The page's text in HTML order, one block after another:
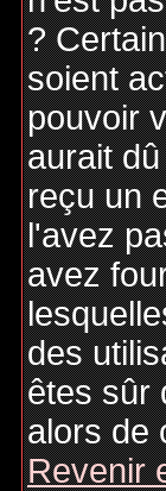
?
soient
pouvoir
aurait
reçu un
l'avez
avez
des
êtes sûr
alors de
Revenir